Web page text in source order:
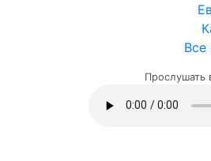
Все
Прослушать